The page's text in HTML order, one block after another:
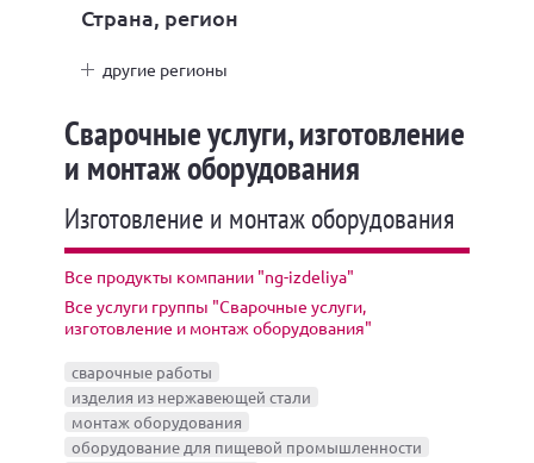
Страна, регион
другие регионы
Сварочные услуги, изготовление
и монтаж оборудования
Изготовление и монтаж оборудования
Все продукты компании "ng-izdeliya"
Все услуги группы "Сварочные услуги,
изготовление и монтаж оборудования"
сварочные работы
изделия из нержавеющей стали
монтаж оборудования
оборудование для пищевой промышленности